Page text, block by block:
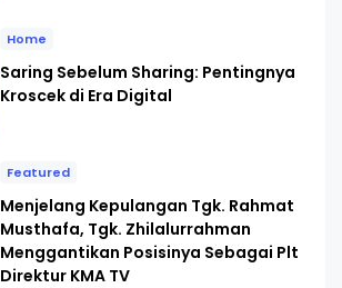
Home
Saring Sebelum Sharing: Pentingnya
Kroscek di Era Digital
Featured
Menjelang Kepulangan Tgk. Rahmat
Musthafa, Tgk. Zhilalurrahman
Menggantikan Posisinya Sebagai Plt
Direktur KMA TV